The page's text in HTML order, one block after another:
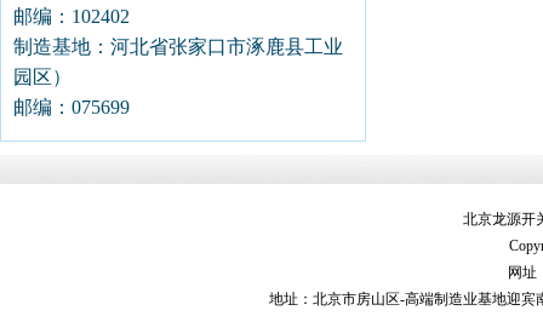
邮编：102402
制造基地：河北省张家口市涿鹿县工业
园区）
邮编：075699
北京龙源开
网址
地址：北京市房山区-高端制造业基地迎宾